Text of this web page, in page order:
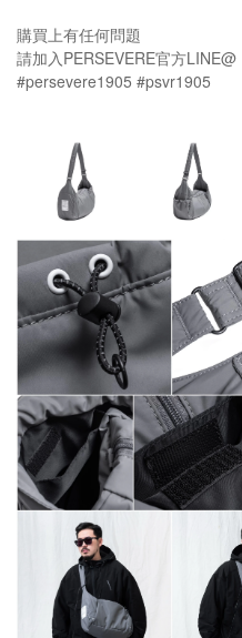
購買上有任何問題
請加入PERSEVERE官方
#persevere1905 #psvr1905